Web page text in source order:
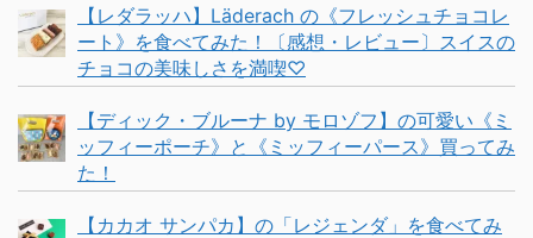
【レダラッハ】Läderach の《フレッシュチョコレ
ート》を食べてみた！〔感想・レビュー〕スイスの
チョコの美味しさを満喫♡
【ディック・ブルーナ by モロゾフ】の可愛い《ミ
ッフィーポーチ》と《ミッフィーパース》買ってみ
た！
【カカオ サンパカ】の「レジェンダ」を食べてみ